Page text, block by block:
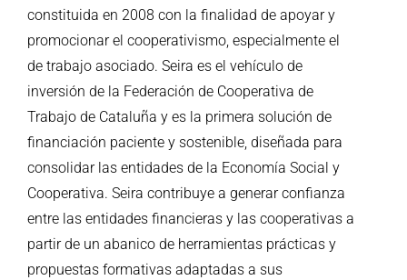
constituida en 2008 con la finalidad de apoyar y
promocionar el cooperativismo, especialmente el
de trabajo asociado. Seira es el vehículo de
inversión de la Federación de Cooperativa de
Trabajo de Cataluña y es la primera solución de
financiación paciente y sostenible, diseñada para
consolidar las entidades de la Economía Social y
Cooperativa. Seira contribuye a generar confianza
entre las entidades financieras y las cooperativas a
partir de un abanico de herramientas prácticas y
propuestas formativas adaptadas a sus